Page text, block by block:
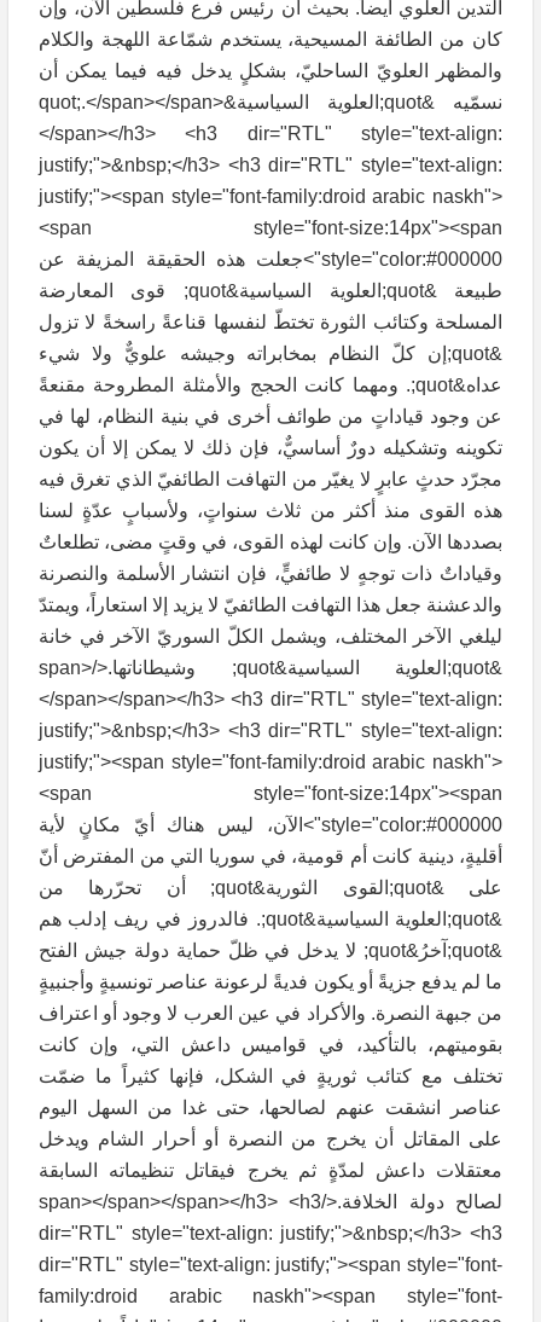
التدين العلوي أيضاً. بحيث أن رئيس فرع فلسطين الآن، وإن
كان من الطائفة المسيحية، يستخدم شمّاعة اللهجة والكلام
والمظهر العلويّ الساحليّ، بشكلٍ يدخل فيه فيما يمكن أن
نسمّيه &quot;العلوية السياسية&quot;.</span></span>
</span></h3> <h3 dir="RTL" style="text-align:
justify;">&nbsp;</h3> <h3 dir="RTL" style="text-align:
justify;"><span style="font-family:droid arabic naskh">
<span style="font-size:14px"><span
style="color:#000000">جعلت هذه الحقيقة المزيفة عن
طبيعة &quot;العلوية السياسية&quot; قوى المعارضة
المسلحة وكتائب الثورة تختطّ لنفسها قناعةً راسخةً لا تزول
&quot;إن كلّ النظام بمخابراته وجيشه علويٌّ ولا شيء
عداه&quot;. ومهما كانت الحجج والأمثلة المطروحة مقنعةً
عن وجود قياداتٍ من طوائف أخرى في بنية النظام، لها في
تكوينه وتشكيله دورٌ أساسيٌّ، فإن ذلك لا يمكن إلا أن يكون
مجرّد حدثٍ عابرٍ لا يغيّر من التهافت الطائفيّ الذي تغرق فيه
هذه القوى منذ أكثر من ثلاث سنواتٍ، ولأسبابٍ عدّةٍ لسنا
بصددها الآن. وإن كانت لهذه القوى، في وقتٍ مضى، تطلعاتٌ
وقياداتٌ ذات توجهٍ لا طائفيٍّ، فإن انتشار الأسلمة والنصرنة
والدعشنة جعل هذا التهافت الطائفيّ لا يزيد إلا استعاراً، ويمتدّ
ليلغي الآخر المختلف، ويشمل الكلّ السوريّ الآخر في خانة
&quot;العلوية السياسية&quot; وشيطاناتها.</span>
</span></span></h3> <h3 dir="RTL" style="text-align:
justify;">&nbsp;</h3> <h3 dir="RTL" style="text-align:
justify;"><span style="font-family:droid arabic naskh">
<span style="font-size:14px"><span
style="color:#000000">الآن، ليس هناك أيّ مكانٍ لأية
أقليةٍ، دينية كانت أم قومية، في سوريا التي من المفترض أنّ
على &quot;القوى الثورية&quot; أن تحرّرها من
&quot;العلوية السياسية&quot;. فالدروز في ريف إدلب هم
&quot;آخرُ&quot; لا يدخل في ظلّ حماية دولة جيش الفتح
ما لم يدفع جزيةً أو يكون فديةً لرعونة عناصر تونسيةٍ وأجنبيةٍ
من جبهة النصرة. والأكراد في عين العرب لا وجود أو اعتراف
بقوميتهم، بالتأكيد، في قواميس داعش التي، وإن كانت
تختلف مع كتائب ثوريةٍ في الشكل، فإنها كثيراً ما ضمّت
عناصر انشقت عنهم لصالحها، حتى غدا من السهل اليوم
على المقاتل أن يخرج من النصرة أو أحرار الشام ويدخل
معتقلات داعش لمدّةٍ ثم يخرج فيقاتل تنظيماته السابقة
لصالح دولة الخلافة.</span></span></span></h3> <h3
dir="RTL" style="text-align: justify;">&nbsp;</h3> <h3
dir="RTL" style="text-align: justify;"><span style="font-
family:droid arabic naskh"><span style="font-